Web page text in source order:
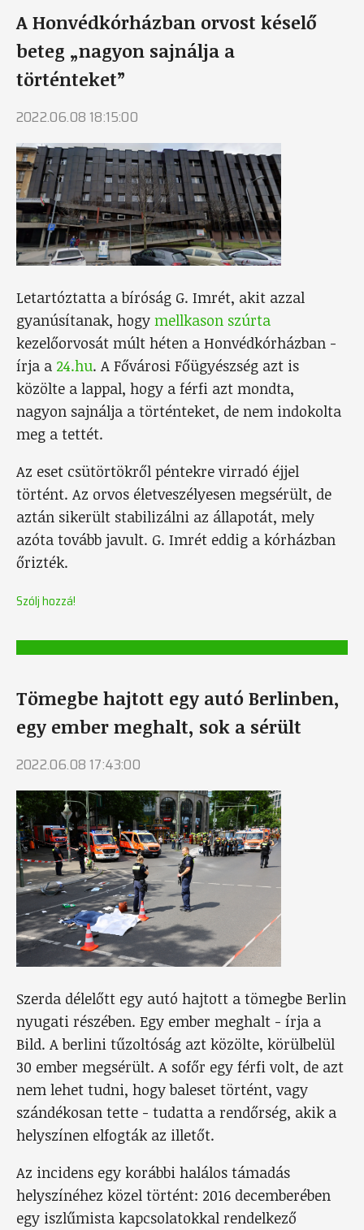
A Honvédkórházban orvost késelő
beteg „nagyon sajnálja a
történteket”
2022.06.08 18:15:00
Letartóztatta a bíróság G. Imrét, akit azzal
gyanúsítanak, hogy mellkason szúrta
kezelőorvosát múlt héten a Honvédkórházban -
írja a 24.hu. A Fővárosi Főügyészség azt is
közölte a lappal, hogy a férfi azt mondta,
nagyon sajnálja a történteket, de nem indokolta
meg a tettét.
Az eset csütörtökről péntekre virradó éjjel
történt. Az orvos életveszélyesen megsérült, de
aztán sikerült stabilizálni az állapotát, mely
azóta tovább javult. G. Imrét eddig a kórházban
őrizték.
Szólj hozzá!
Tömegbe hajtott egy autó Berlinben,
egy ember meghalt, sok a sérült
2022.06.08 17:43:00
Szerda délelőtt egy autó hajtott a tömegbe Berlin
nyugati részében. Egy ember meghalt - írja a
Bild. A berlini tűzoltóság azt közölte, körülbelül
30 ember megsérült. A sofőr egy férfi volt, de azt
nem lehet tudni, hogy baleset történt, vagy
szándékosan tette - tudatta a rendőrség, akik a
helyszínen elfogták az illetőt.
Az incidens egy korábbi halálos támadás
helyszínéhez közel történt: 2016 decemberében
egy iszlűmista kapcsolatokkal rendelkező